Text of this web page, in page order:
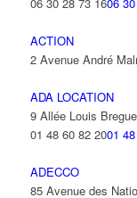
ACTION
2 Avenue André
ADA LOCATION
9 Allée Louis
01 48 60 82 2001
ADECCO
85 Avenue des